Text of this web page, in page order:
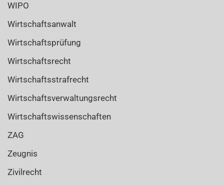
WIPO
Wirtschaftsanwalt
Wirtschaftsprüfung
Wirtschaftsrecht
Wirtschaftsstrafrecht
Wirtschaftsverwaltungsrecht
Wirtschaftswissenschaften
ZAG
Zeugnis
Zivilrecht